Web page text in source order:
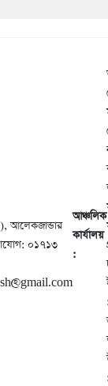
আলেকজান্ডার
০১৭১৩
আঞ্চলিক
কার্যালয়
: